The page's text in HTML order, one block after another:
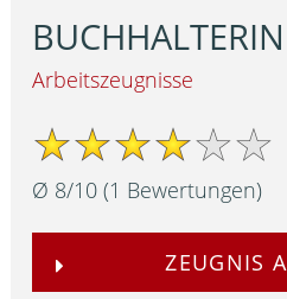
BUCHHALTERIN
Arbeitszeugnisse
Ø 8/10 (1 Bewertungen)
ZEUGNIS